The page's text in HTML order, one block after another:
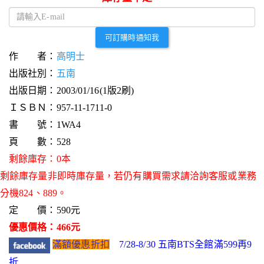
可訂購時通知我
作 者： 高明士
出版社別： 五南
出版日期：2003/01/16(1版2刷)
ＩＳＢＮ：957-11-1711-0
書 號：1WA4
頁 數：528
剩餘庫存：0本
剩餘庫存量非即時庫存量，若仍有購買需求請洽詢客服或業務
分機824、889。
定 價：590元
優惠價格：466元
滿額優惠折扣
7/28-8/30 五南BTS全館滿599再9
折